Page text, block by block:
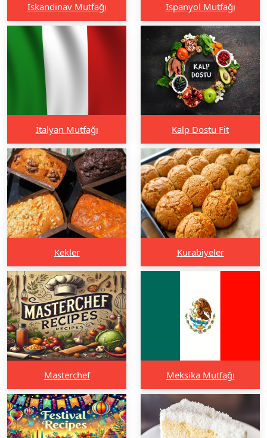
İskandinav Mutfağı İspanyol Mutfağı
İtalyan Mutfağı Kalp Dostu Fit
Kekler Kurabiyeler
Masterchef Meksika Mutfağı